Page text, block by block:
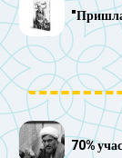
"Пришла
70%